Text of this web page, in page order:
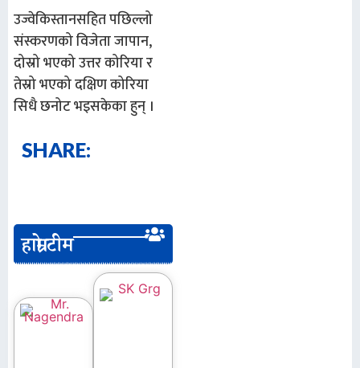
उज्वेकिस्तानसहित पछिल्लो
संस्करणको विजेता जापान,
दोस्रो भएको उत्तर कोरिया र
तेस्रो भएको दक्षिण कोरिया
सिधै छनोट भइसकेका हुन् ।
SHARE:
हाम्रो टीम